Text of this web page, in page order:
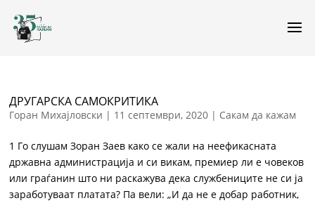
ДРУГАРСКА САМОКРИТИКА
Горан Михајловски | 11 септември, 2020 | Сакам да кажам
1 Го слушам Зоран Заев како се жали на неефикасната
државна администрација и си викам, премиер ли е човеков
или граѓанин што ни раскажува дека службениците не си ја
заработуваат платата? Па вели: „И да не е добар работник,